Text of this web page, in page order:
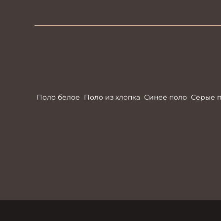
Поло белое Поло из хлопка Синее поло Серые